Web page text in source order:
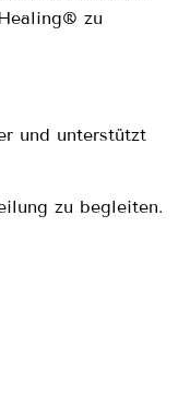
zu
und unterstützt
zu begleiten.